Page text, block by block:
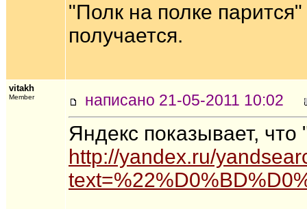
"Полк на полке
получается.
vitakh
Member написано 21-05-2011 10:02
Яндекс показывает, что
http://yandex.ru/